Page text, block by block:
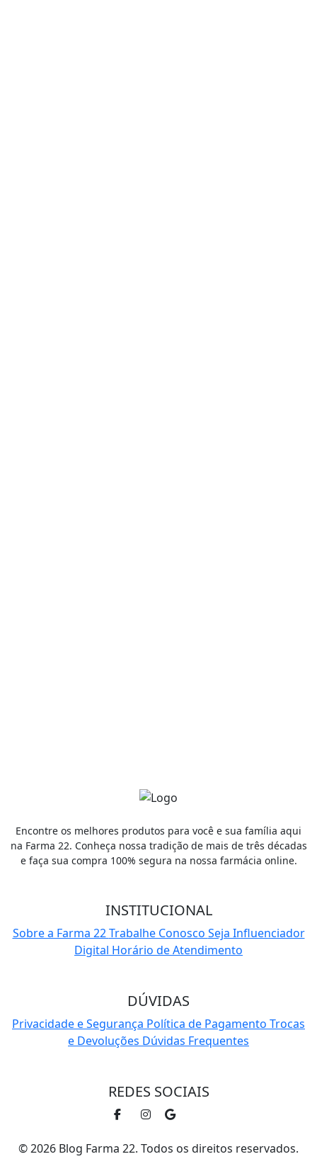
Encontre os melhores produtos para você e sua família aqui
na Farma 22. Conheça nossa tradição de mais de três décadas
e faça sua compra 100% segura na nossa farmácia online.
INSTITUCIONAL
Sobre a Farma 22Trabalhe Conosco Seja Influenciador
Digital Horário de Atendimento
DÚVIDAS
Privacidade e Segurança Política de Pagamento Trocas
e Devoluções Dúvidas Frequentes
REDES SOCIAIS
© 2026 Blog Farma 22. Todos os direitos reservados.